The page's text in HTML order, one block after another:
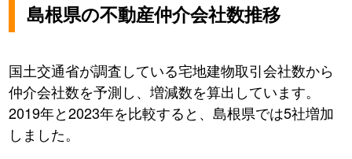
島根県の不動産仲介会社数推移
国土交通省が調査している宅地建物取引会社数から
仲介会社数を予測し、増減数を算出しています。
2019年と2023年を比較すると、島根県では5社増加
しました。